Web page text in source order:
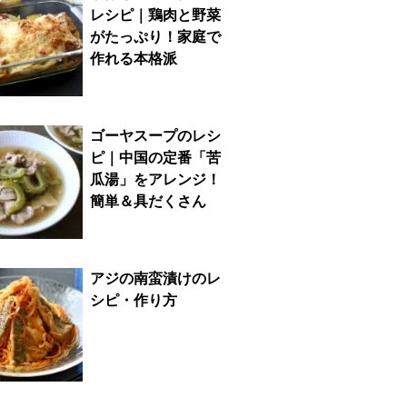
レシピ｜鶏肉と野菜
がたっぷり！家庭で
作れる本格派
ゴーヤスープのレシ
ピ｜中国の定番「苦
瓜湯」をアレンジ！
簡単＆具だくさん
アジの南蛮漬けのレ
シピ・作り方